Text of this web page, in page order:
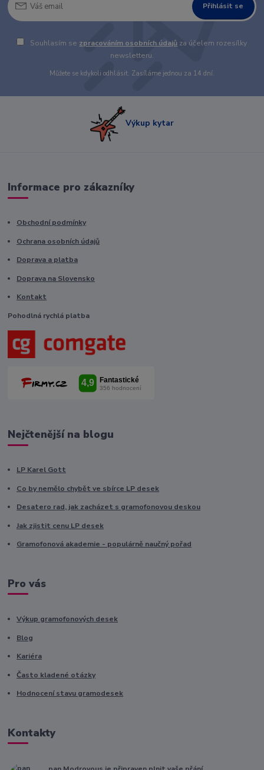
Přihlásit se
Souhlasím se zpracováním osobních údajů za účelem rozesílky
newsletteru.
Můžete se kdykoli odhlásit. Zasíláme jednou za 14 dní.
Výkup kytar
Informace pro zákazníky
Obchodní podmínky
Ochrana osobních údajů
Doprava a platba
Doprava na Slovensko
Kontakt
Pohodlná rychlá platba
Nejčtenější na blogu
LP Karel Gott
Co by nemělo chybět ve sbírce LP desek
Desatero rad, jak zacházet s gramofonovou deskou
Jak zjistit cenu LP desek
Gramofonová akademie - populárně naučný pořad
Pro vás
Výkup gramofonových desek
Blog
Kariéra
Často kladené otázky
Hodnocení stavu gramodesek
Kontakty